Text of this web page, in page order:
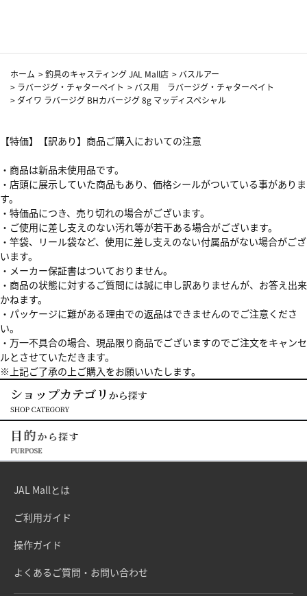
ホーム >釣具のキャスティング JAL Mall店 > バスルアー
> ラバージグ・チャターベイト > バス用 ラバージグ・チャターベイト
> ダイワ ラバージグ BHカバージグ 8g マッディスペシャル
【特価】【訳あり】商品ご購入においての注意
・商品は新品未使用品です。
・店頭に展示していた商品もあり、価格シールがついている事がありま
す。
・特価品につき、売り切れの場合がございます。
・ご使用に差し支えのない汚れ等が若干ある場合がございます。
・竿袋、リール袋など、使用に差し支えのない付属品がない場合がござ
います。
・メーカー保証書はついておりません。
・商品の状態に対するご質問には誠に申し訳ありませんが、お答え出来
かねます。
・パッケージに難がある理由での返品はできませんのでご注意くださ
い。
・万一不具合の場合、現品限り商品でございますのでご注文をキャンセ
ルとさせていただきます。
※上記ご了承の上ご購入をお願いいたします。
JAL Mallとは
ご利用ガイド
操作ガイド
よくあるご質問・お問い合わせ